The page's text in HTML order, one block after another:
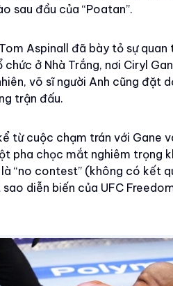
sau đầu của “Poatan”.
Aspinall đã bày tỏ sự
ở Nhà Trắng, nơi Ciryl
võ sĩ người Anh cũng đặt
trận đấu.
từ cuộc chạm trán với Gane
pha chọc mắt nghiêm trọng
“no contest” (không có kết
diễn biến của UFC